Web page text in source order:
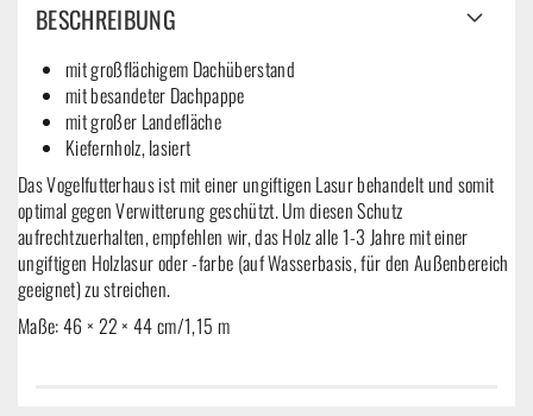
BESCHREIBUNG
mit großflächigem Dachüberstand
mit besandeter Dachpappe
mit großer Landefläche
Kiefernholz, lasiert
Das Vogelfutterhaus ist mit einer ungiftigen Lasur behandelt und somit
optimal gegen Verwitterung geschützt. Um diesen Schutz
aufrechtzuerhalten, empfehlen wir, das Holz alle 1-3 Jahre mit einer
ungiftigen Holzlasur oder -farbe (auf Wasserbasis, für den Außenbereich
geeignet) zu streichen.
Maße: 46 × 22 × 44 cm/1,15 m